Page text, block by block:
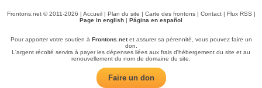
Frontons.net © 2011-2026 | Accueil| Plan du site | Carte des frontons| Contact| Flux RSS |
Page in english | Página en español
Pour apporter votre soutien à Frontons.netet assurer sa pérennité, vous pouvez faire un
don.
L'argent récolté servira à payer les dépenses liées aux frais d'hébergement du site et au
renouvellement du nom de domaine du site.
Faire un don